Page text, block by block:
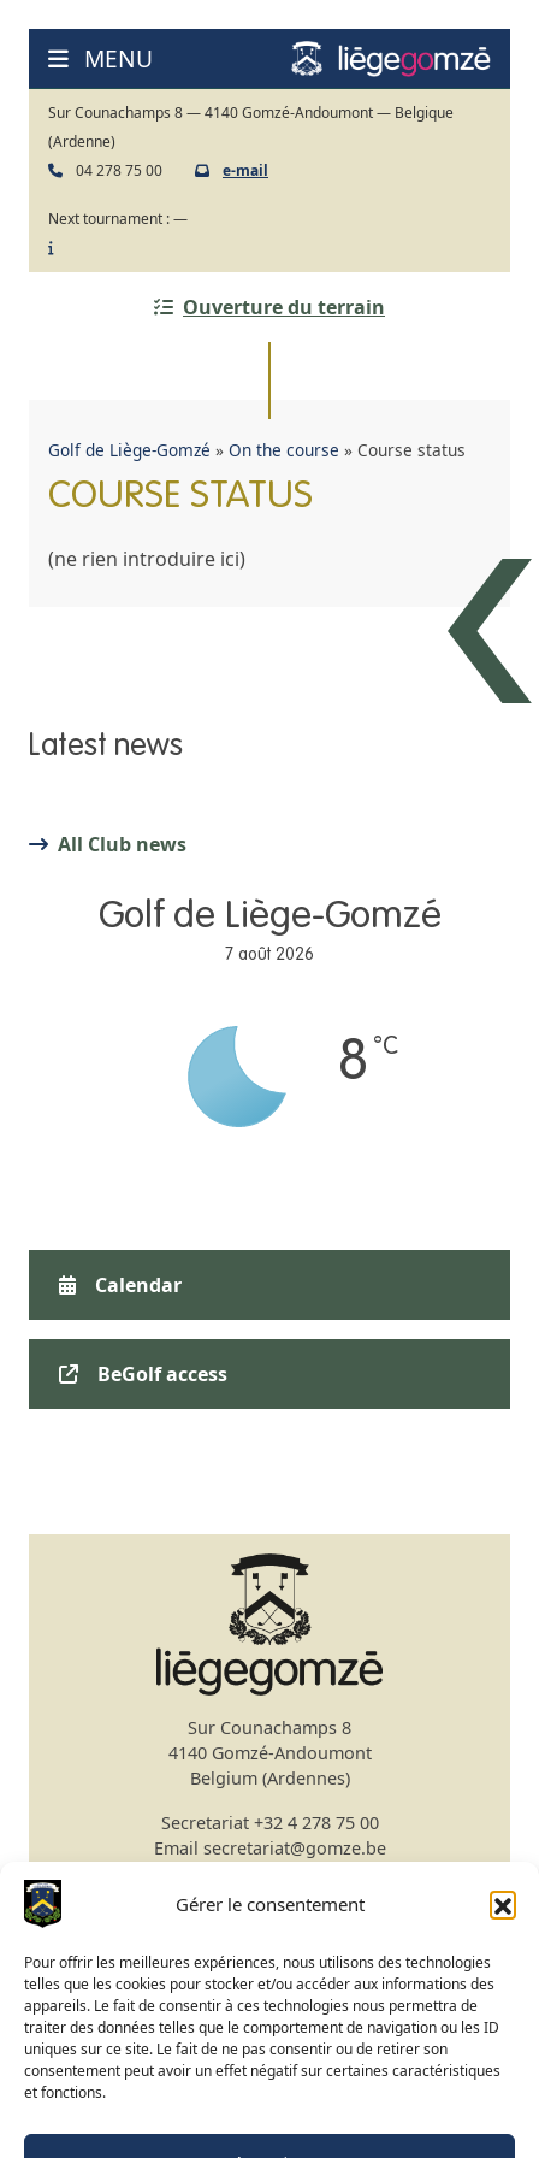
Gérer le consentement
Pour offrir les meilleures expériences, nous utilisons des technologies
telles que les cookies pour stocker et/ou accéder aux informations des
appareils. Le fait de consentir à ces technologies nous permettra de
traiter des données telles que le comportement de navigation ou les ID
uniques sur ce site. Le fait de ne pas consentir ou de retirer son
consentement peut avoir un effet négatif sur certaines caractéristiques
et fonctions.
content
MENU
Sur Counachamps 8 — 4140 Gomzé-Andoumont — Belgique
(Ardenne)
04 278 75 00
e-mail
Next tournament :—
Ouverture du terrain
Golf de Liège-Gomzé » On the course » Course status
COURSE STATUS
(ne rien introduire ici)
Latest news
All Club news
Golf de Liège-Gomzé
7 août 2026
8 °C
Calendar
BeGolf access
Sur Counachamps 8
4140 Gomzé-Andoumont
Belgium (Ardennes)
Secretariat+32 4 278 75 00
Email secretariat@gomze.be
Club Calendar
Course status
BeGolf access